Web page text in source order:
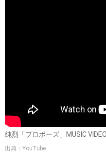
純烈「プロポーズ」MUSIC
出典：YouTube